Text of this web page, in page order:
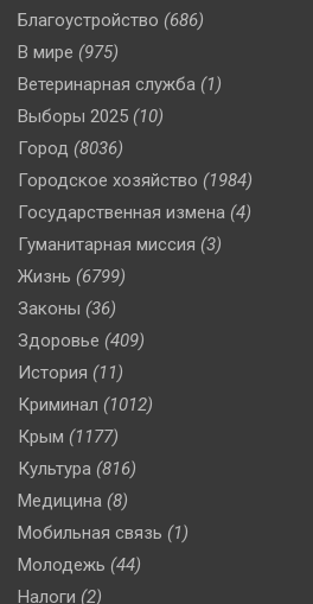
Благоустройство (686)
В мире (975)
Ветеринарная служба (1)
Выборы 2025 (10)
Город (8036)
Городское хозяйство (1984)
Государственная измена (4)
Гуманитарная миссия (3)
Жизнь (6799)
Законы (36)
Здоровье (409)
История (11)
Криминал (1012)
Крым (1177)
Культура (816)
Медицина (8)
Мобильная связь (1)
Молодежь (44)
Налоги (2)